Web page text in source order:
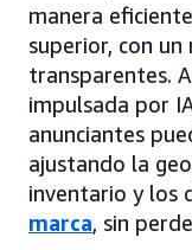
manera
superior, con
transparentes.
impulsada por
anunciantes
ajustando la
inventario y los
marca, sin